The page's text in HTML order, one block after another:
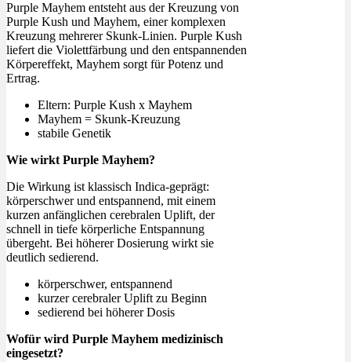
Purple Mayhem entsteht aus der Kreuzung von
Purple Kush und Mayhem, einer komplexen
Kreuzung mehrerer Skunk-Linien. Purple Kush
liefert die Violettfärbung und den entspannenden
Körpereffekt, Mayhem sorgt für Potenz und
Ertrag.
Eltern: Purple Kush x Mayhem
Mayhem = Skunk-Kreuzung
stabile Genetik
Wie wirkt Purple Mayhem?
Die Wirkung ist klassisch Indica-geprägt:
körperschwer und entspannend, mit einem
kurzen anfänglichen cerebralen Uplift, der
schnell in tiefe körperliche Entspannung
übergeht. Bei höherer Dosierung wirkt sie
deutlich sedierend.
körperschwer, entspannend
kurzer cerebraler Uplift zu Beginn
sedierend bei höherer Dosis
Wofür wird Purple Mayhem medizinisch
eingesetzt?